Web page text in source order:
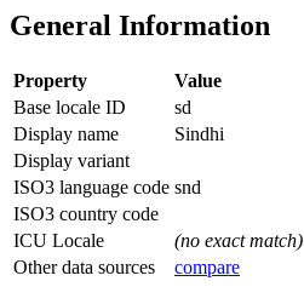
General Information
Property
Value
Base locale ID
sd
Display name
Sindhi
Display variant
ISO3 language code snd
ISO3 country code
ICU Locale
(no exact match)
Other data sources
compare